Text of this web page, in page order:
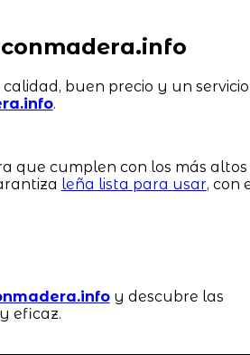
buen precio y un servicio
.
que cumplen con los más altos
leña lista para usar, con
y descubre las
eficaz.